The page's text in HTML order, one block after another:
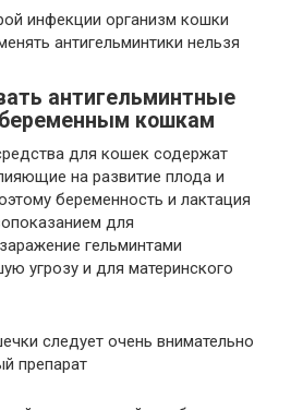
антигельминтные
кошкам
для кошек содержат
на развитие плода и
беременность и лактация
для
гельминтами
угрозу и для материнского